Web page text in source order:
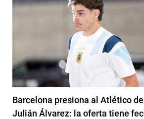
Barcelona presiona al Atlético
Julián Álvarez: la oferta tiene